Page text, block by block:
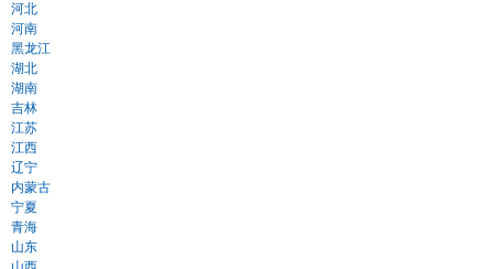
河北
河南
黑龙江
湖北
湖南
吉林
江苏
江西
辽宁
内蒙古
宁夏
青海
山东